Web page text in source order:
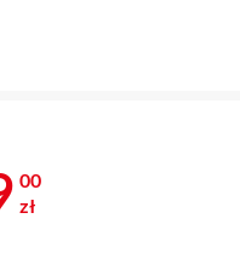
339 zł
00
zł